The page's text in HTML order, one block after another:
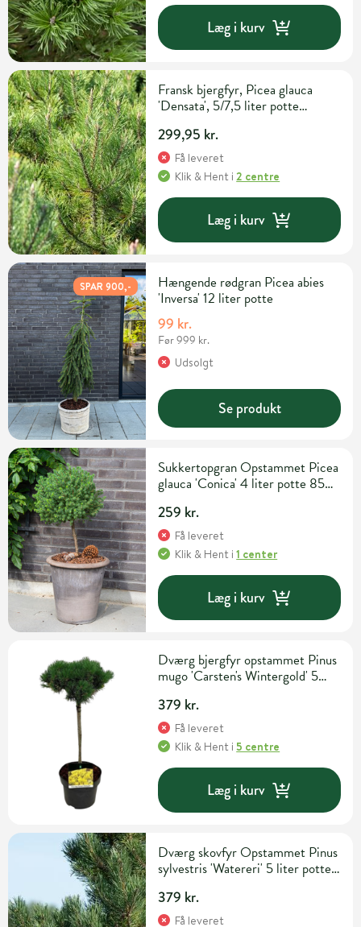
Læg i kurv
Fransk bjergfyr, Picea glauca
'Densata', 5/7,5 liter potte
299,95 kr.
Få leveret
Klik & Hent i2 centre
Læg i kurv
SPAR 900,-
Hængende rødgran Picea abies
'Inversa' 12 liter potte
99 kr.
Før 999 kr.
Udsolgt
Se produkt
Sukkertopgran Opstammet Picea
glauca 'Conica' 4 liter potte 85
259 kr.
Få leveret
Klik & Hent i1 center
Læg i kurv
Dværg bjergfyr opstammet Pinus
mugo 'Carsten's Wintergold' 5
379 kr.
Få leveret
Klik & Hent i5 centre
Læg i kurv
Dværg skovfyr Opstammet Pinus
sylvestris 'Watereri' 5 liter potte
379 kr.
Få leveret